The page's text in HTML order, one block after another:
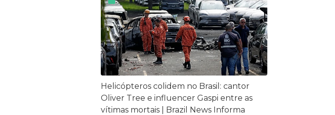
Helicópteros colidem no Brasil: cantor
Oliver Tree e influencer Gaspi entre as
vítimas mortais | Brazil News Informa